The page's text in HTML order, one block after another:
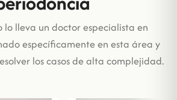
lleva un doctor especialista en
específicamente en esta área y
los casos de alta complejidad.